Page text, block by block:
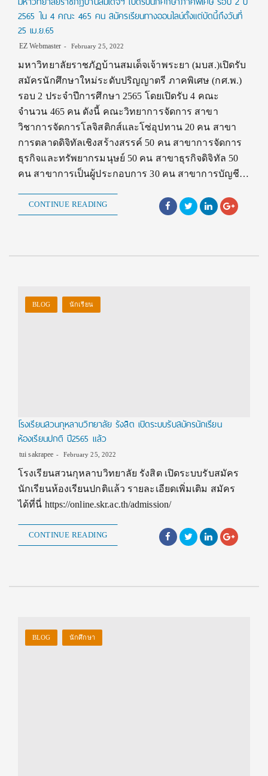
2565 ใน 4 คณะ 465 คน สมัครเรียนทางออนไลน์ตั้งแต่บัดนี้ถึงวันที่
25 เม.ย.65
EZ Webmaster February 25, 2022
มหาวิทยาลัยราชภัฏบ้านสมเด็จเจ้าพระยา (มบส.)เปิดรับ
สมัครนักศึกษาใหม่ระดับปริญญาตรี ภาคพิเศษ (กศ.พ.)
รอบ 2 ประจําปีการศึกษา 2565 โดยเปิดรับ 4 คณะ
จำนวน 465 คน ดังนี้ คณะวิทยาการจัดการ สาขา
วิชาการจัดการโลจิสติกส์และโซ่อุปทาน 20 คน สาขา
การตลาดดิจิทัลเชิงสร้างสรรค์ 50 คน สาขาการจัดการ
ธุรกิจและทรัพยากรมนุษย์ 50 คน สาขาธุรกิจดิจิทัล 50
คน สาขาการเป็นผู้ประกอบการ 30 คน สาขาการบัญชี…
CONTINUE READING
BLOG นักเรียน
โรงเรียนสวนกุหลาบวิทยาลัย รังสิต เปิดระบบรับสมัครนักเรียน
ห้องเรียนปกติ ปี2565 แล้ว
tui sakrapee February 25, 2022
โรงเรียนสวนกุหลาบวิทยาลัย รังสิต เปิดระบบรับสมัคร
นักเรียนห้องเรียนปกติแล้ว รายละเอียดเพิ่มเติม สมัคร
ได้ที่นี่ https://online.skr.ac.th/admission/
CONTINUE READING
BLOG นักศึกษา